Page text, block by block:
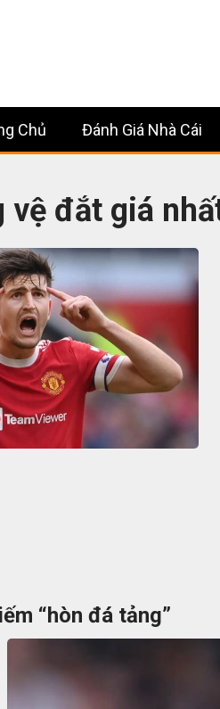
Chủ Đánh Giá Nhà Cái
vệ đắt giá
“hòn đá tảng”